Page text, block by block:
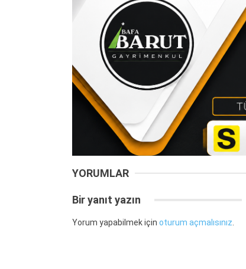
YORUMLAR
Bir yanıt yazın
Yorum yapabilmek için oturum açmalısınız.